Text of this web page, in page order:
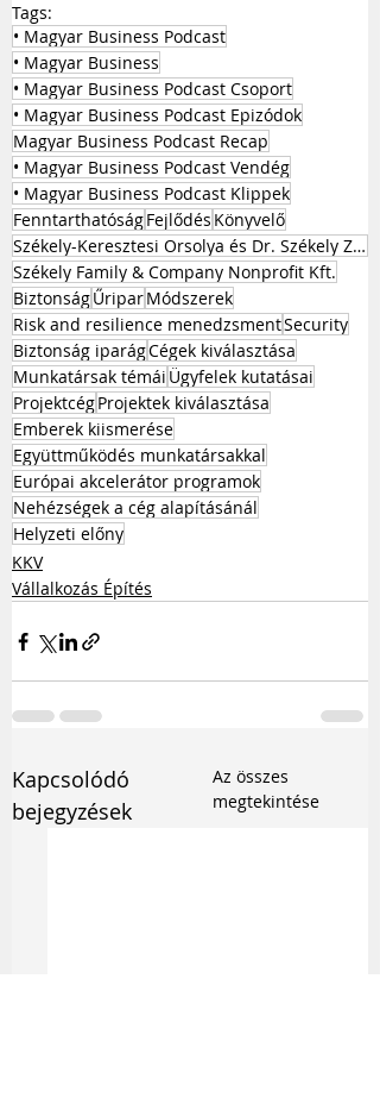
Tags:
• Magyar Business Podcast
• Magyar Business
• Magyar Business Podcast Csoport
• Magyar Business Podcast Epizódok
Magyar Business Podcast Recap
• Magyar Business Podcast Vendég
• Magyar Business Podcast Klippek
FenntarthatóságFejlődés Könyvelő
Székely-Keresztesi Orsolya és Dr. Székely Zoltán
Székely Family & Company Nonprofit Kft.
BiztonságŰriparMódszerek
Risk and resilience menedzsmentSecurity
Biztonság iparágCégek kiválasztása
Munkatársak témái Ügyfelek kutatásai
ProjektcégProjektek kiválasztása
Emberek kiismerése
Együttműködés munkatársakkal
Európai akcelerátor programok
Nehézségek a cég alapításánál
Helyzeti előny
KKV
Vállalkozás Építés
Kapcsolódó
bejegyzések
Az összes
megtekintése